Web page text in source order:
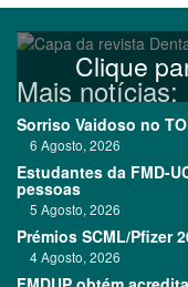
Clique
Mais notícias:
Sorriso Vaidoso no
6 Agosto, 2026
Estudantes da FMD-
pessoas
5 Agosto, 2026
Prémios SCML/Pfizer
4 Agosto, 2026